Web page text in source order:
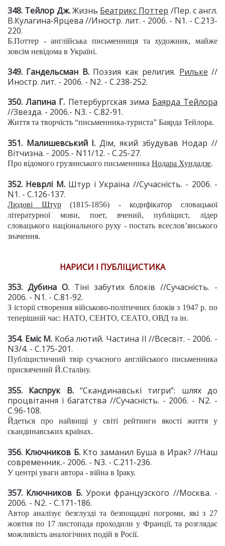
348. Тейлор Дж.Жизнь Беатрикс Поттер /Пер. с англ.
В.Кулагина-Ярцева //Иностр. лит. - 2006. - N1. - С.213-
220.
Б.Поттер - англійська письменниця та художник, майже
зовсім невідома в Україні.
349. Гандельсман В.Поэзия как религия. Рильке //
Иностр. лит. - 2006. - N2. - С.238-252.
350. Лапина Г. Петербургская зима Баярда Тейлора
//Звезда. - 2006.- N3. - С.82-91.
Життя та творчість “письменника-туриста” Баярда Тейлора.
351. Малишевський І. Дім, який збудував Нодар //
Вітчизна. - 2005.- N11/12. - С.25-27.
Про відомого грузинського письменника Нодара Хундадзе.
352. Неврлі М.Штур і Україна //Сучасність. - 2006. -
N1. - С.126-137.
Людові Штур(1815-1856) - кодифікатор словацької
літературної мови, поет, вчений, публіцист, лідер
словацького національного руху - постать всеслов’янського
значення.
НАРИСИ І ПУБЛІЦИСТИКА
353. Дубина О. Тіні забутих блоків //Сучасність. -
2006. - N1. - С.81-92.
З історії створення військово-політичних блоків з 1947 р. по
теперішній час: НАТО, СЕНТО, СЕАТО, ОВД та ін.
354. Еміс М. Коба лютий. Частина ІІ //Всесвіт. - 2006. -
N3/4. - С.175-201.
Публіцистичний твір сучасного англійського письменника
присвячений Й.Сталіну.
355. Каспрук В.“Скандинавські тигри”: шлях до
процвітання і багатства //Сучасність. - 2006. - N2. -
С.96-108.
Йдеться про найвищі у світі рейтинги якості життя у
скандинавських країнах.
356. Ключников Б.Кто заманил Буша в Ирак? //Наш
современник.- 2006. - N3. - С.211-236.
У центрі уваги автора - війна в Іраку.
357. Ключников Б.Уроки французского //Москва. -
2006. - N2. - С.171-186.
Автор аналізує безглузді та безпощадні погроми, які з 27
жовтня по 17 листопада проходили у Франції, та розглядає
можливість аналогічних подій в Росії.